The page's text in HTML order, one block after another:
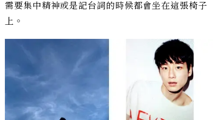
需要集中精神或是記台詞的時候都會坐在這張椅子
上。